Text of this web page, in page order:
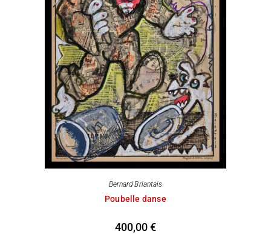
Bernard Briantais
Poubelle danse
400,00€